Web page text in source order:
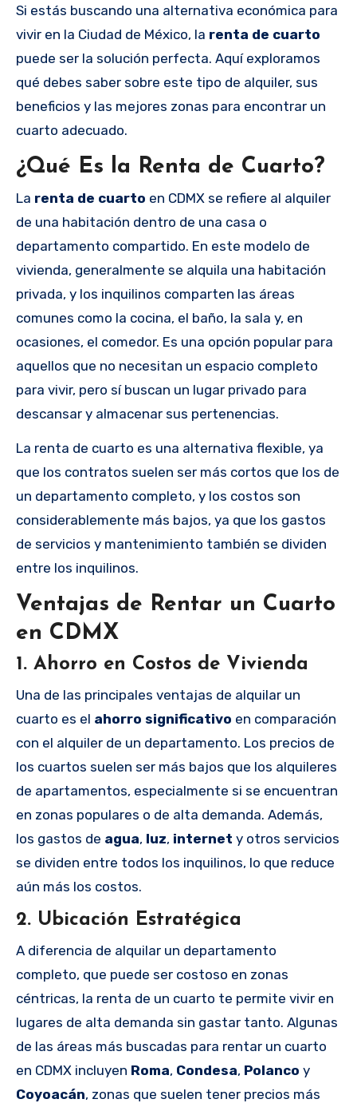
Si estás buscando una alternativa económica para
vivir en la Ciudad de México, la renta de cuarto
puede ser la solución perfecta. Aquí exploramos
qué debes saber sobre este tipo de alquiler, sus
beneficios y las mejores zonas para encontrar un
cuarto adecuado.
¿Qué Es la Renta de Cuarto?
La renta de cuarto en CDMX se refiere al alquiler
de una habitación dentro de una casa o
departamento compartido. En este modelo de
vivienda, generalmente se alquila una habitación
privada, y los inquilinos comparten las áreas
comunes como la cocina, el baño, la sala y, en
ocasiones, el comedor. Es una opción popular para
aquellos que no necesitan un espacio completo
para vivir, pero sí buscan un lugar privado para
descansar y almacenar sus pertenencias.
La renta de cuarto es una alternativa flexible, ya
que los contratos suelen ser más cortos que los de
un departamento completo, y los costos son
considerablemente más bajos, ya que los gastos
de servicios y mantenimiento también se dividen
entre los inquilinos.
Ventajas de Rentar un Cuarto
en CDMX
1. Ahorro en Costos de Vivienda
Una de las principales ventajas de alquilar un
cuarto es el ahorro significativo en comparación
con el alquiler de un departamento. Los precios de
los cuartos suelen ser más bajos que los alquileres
de apartamentos, especialmente si se encuentran
en zonas populares o de alta demanda. Además,
los gastos de agua, luz, internet y otros servicios
se dividen entre todos los inquilinos, lo que reduce
aún más los costos.
2. Ubicación Estratégica
A diferencia de alquilar un departamento
completo, que puede ser costoso en zonas
céntricas, la renta de un cuarto te permite vivir en
lugares de alta demanda sin gastar tanto. Algunas
de las áreas más buscadas para rentar un cuarto
en CDMX incluyen Roma, Condesa, Polanco y
Coyoacán, zonas que suelen tener precios más